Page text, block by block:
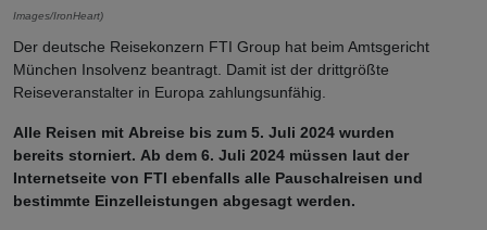
Images/IronHeart)
Der deutsche Reisekonzern FTI Group hat beim Amtsgericht
München Insolvenz beantragt. Damit ist der drittgrößte
Reiseveranstalter in Europa zahlungsunfähig.
Alle Reisen mit Abreise bis zum 5. Juli 2024 wurden
bereits storniert. Ab dem 6. Juli 2024 müssen laut der
Internetseite von FTI ebenfalls alle Pauschalreisen und
bestimmte Einzelleistungen abgesagt werden.